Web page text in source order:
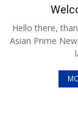
Hello there,
Asian Prime